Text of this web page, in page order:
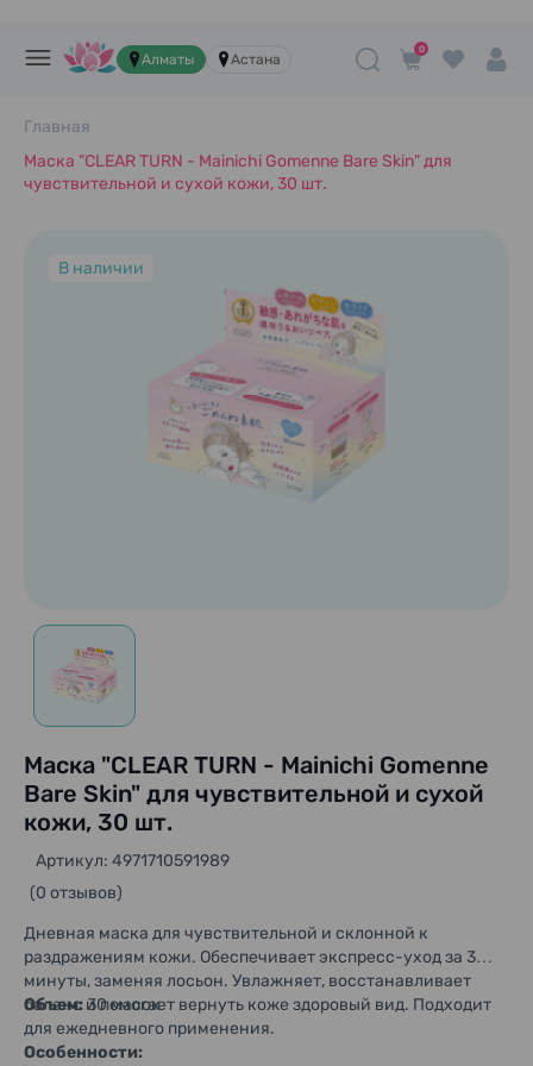
Алматы Астана
0
Главная
Маска "CLEAR TURN - Mainichi Gomenne Bare Skin" для
чувствительной и сухой кожи, 30 шт.
В наличии
Маска "CLEAR TURN - Mainichi Gomenne
Bare Skin" для чувствительной и сухой
кожи, 30 шт.
(0 отзывов)
Артикул: 4971710591989
Дневная маска для чувствительной и склонной к
раздражениям кожи. Обеспечивает экспресс-уход за 3
минуты, заменяя лосьон. Увлажняет, восстанавливает
баланс и помогает вернуть коже здоровый вид. Подходит
для ежедневного применения.
Объем:30 масок
Особенности: